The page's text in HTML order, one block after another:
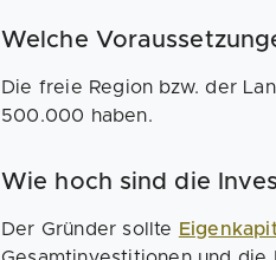
Welche
Die freie Region bzw. der
500.000 haben.
Wie hoch sind die
Der Gründer sollte